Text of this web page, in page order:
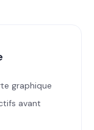
graphique
avant